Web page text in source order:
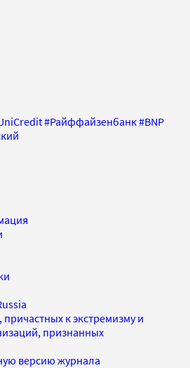
#Райффайзенбанк#BNP
к экстремизму и
признанных
версию журнала